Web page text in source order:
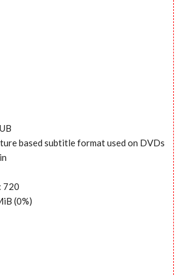
based subtitle format used on DVDs
720
(0%)